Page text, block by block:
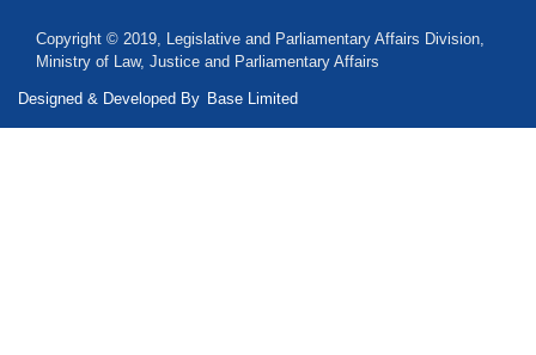
Copyright © 2019, Legislative and Parliamentary Affairs Division,
Ministry of Law, Justice and Parliamentary Affairs
Designed & Developed By Base Limited